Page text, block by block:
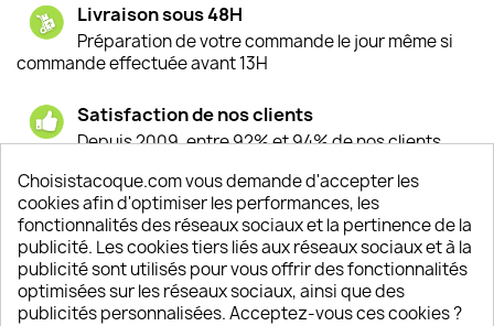
Livraison sous 48H
Préparation de votre commande le jour même si
commande effectuée avant 13H
Satisfaction de nos clients
Depuis 2009, entre 92% et 94% de nos clients
Un SAV à votre écoute
Notre SAV est disponible 6/7J de 10h à 18H
Choisistacoque.com vous demande d'accepter les
cookies afin d'optimiser les performances, les
fonctionnalités des réseaux sociaux et la pertinence de la
publicité. Les cookies tiers liés aux réseaux sociaux et à la
publicité sont utilisés pour vous offrir des fonctionnalités
optimisées sur les réseaux sociaux, ainsi que des
publicités personnalisées. Acceptez-vous ces cookies ?